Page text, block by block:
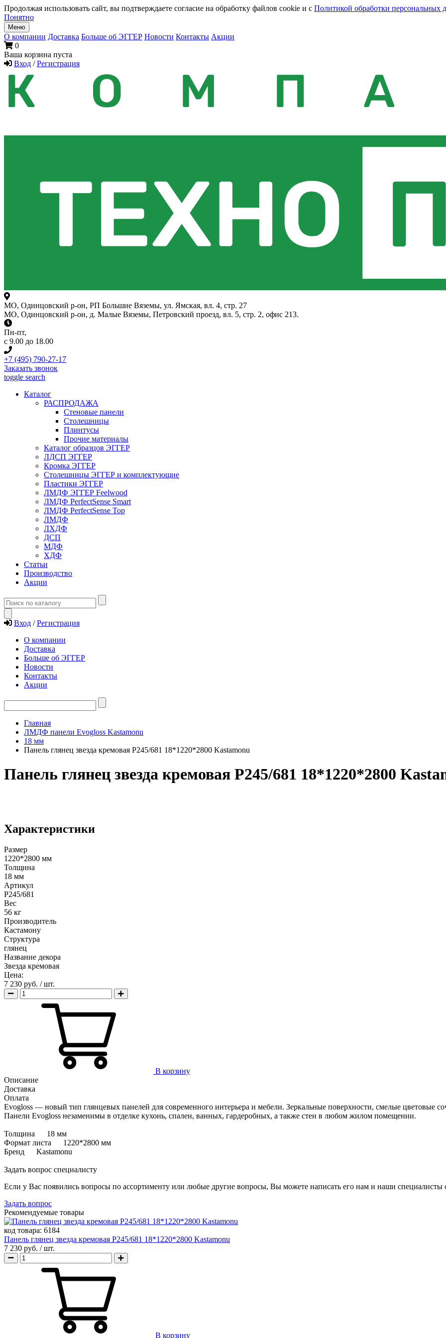
Продолжая использовать сайт, вы подтверждаете согласие на обработку файлов cookie и с Политикой обработки персональных
Понятно
Меню
О компании Доставка Больше об ЭГГЕР Новости Контакты Акции
0
Ваша корзина пуста
Вход / Регистрация
МО, Одинцовский р-он, РП Большие Вяземы, ул. Ямская, вл. 4, стр. 27
МО, Одинцовский р-он, д. Малые Вяземы, Петровский проезд, вл. 5, стр. 2, офис 213.
Пн-пт,
с 9.00 до 18.00
+7 (495) 790-27-17
Заказать звонок
toggle search
Каталог
РАСПРОДАЖА
Стеновые панели
Столешницы
Плинтусы
Прочие материалы
Каталог образцов ЭГГЕР
ЛДСП ЭГГЕР
Кромка ЭГГЕР
Столешницы ЭГГЕР и комплектующие
Пластики ЭГГЕР
ЛМДФ ЭГГЕР Feelwood
ЛМДФ PerfectSense Smart
ЛМДФ PerfectSense Top
ЛМДФ
ЛХДФ
ДСП
МДФ
ХДФ
Статьи
Производство
Акции
Вход / Регистрация
О компании
Доставка
Больше об ЭГГЕР
Новости
Контакты
Акции
Главная
ЛМДФ панели Evogloss Kastamonu
18 мм
Панель глянец звезда кремовая Р245/681 18*1220*2800 Kastamonu
Панель глянец звезда кремовая Р245/681 18*1220*2800
Характеристики
Размер
1220*2800 мм
Толщина
18 мм
Артикул
Р245/681
Вес
56 кг
Производитель
Кастамону
Структура
глянец
Название декора
Звезда кремовая
Цена:
7 230 руб. / шт.
В корзину
Описание
Доставка
Оплата
Evogloss — новый тип глянцевых панелей для современного интерьера и мебели. Зеркальные поверхности, смелые цветовые
Панели Evogloss незаменимы в отделке кухонь, спален, ванных, гардеробных, а также стен в любом жилом помещении.
Толщина 18 мм
Формат листа 1220*2800 мм
Бренд Kastamonu
Задать вопрос специалисту
Если у Вас появились вопросы по ассортименту или любые другие вопросы, Вы можете написать его нам и наши специалисты
Задать вопрос
Рекомендуемые товары
код товара: 6184
Панель глянец звезда кремовая Р245/681 18*1220*2800 Kastamonu
7 230 руб. / шт.
В корзину